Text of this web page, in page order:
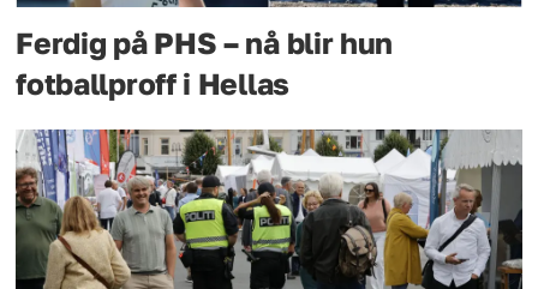
Ferdig på PHS – nå blir hun
fotballproff i Hellas